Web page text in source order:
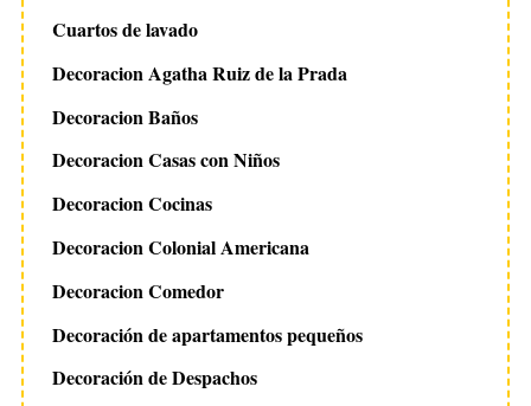
Cuartos de lavado
Decoracion Agatha Ruiz de la Prada
Decoracion Baños
Decoracion Casas con Niños
Decoracion Cocinas
Decoracion Colonial Americana
Decoracion Comedor
Decoración de apartamentos pequeños
Decoración de Despachos